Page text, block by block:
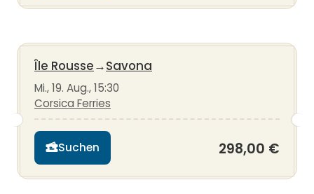
Île Rousse→Savona
Mi., 19. Aug., 15:30
Corsica Ferries
Suchen 298,00 €